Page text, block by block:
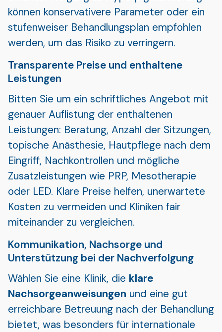
können konservativere Parameter oder ein
stufenweiser Behandlungsplan empfohlen
werden, um das Risiko zu verringern.
Transparente Preise und enthaltene
Leistungen
Bitten Sie um ein schriftliches Angebot mit
genauer Auflistung der enthaltenen
Leistungen: Beratung, Anzahl der Sitzungen,
topische Anästhesie, Hautpflege nach dem
Eingriff, Nachkontrollen und mögliche
Zusatzleistungen wie PRP, Mesotherapie
oder LED. Klare Preise helfen, unerwartete
Kosten zu vermeiden und Kliniken fair
miteinander zu vergleichen.
Kommunikation, Nachsorge und
Unterstützung bei der Nachverfolgung
Wählen Sie eine Klinik, die klare
Nachsorgeanweisungen und eine gut
erreichbare Betreuung nach der Behandlung
bietet, was besonders für internationale